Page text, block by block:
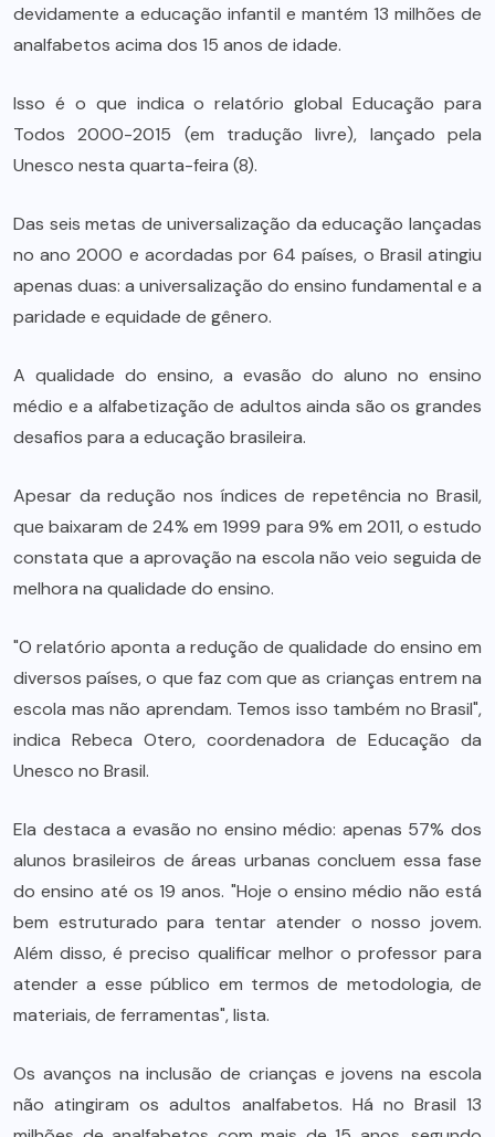
devidamente a educação infantil e mantém 13 milhões de
analfabetos acima dos 15 anos de idade.
Isso é o que indica o relatório global Educação para
Todos 2000-2015 (em tradução livre), lançado pela
Unesco nesta quarta-feira (8).
Das seis metas de universalização da educação lançadas
no ano 2000 e acordadas por 64 países, o Brasil atingiu
apenas duas: a universalização do ensino fundamental e a
paridade e equidade de gênero.
A qualidade do ensino, a evasão do aluno no ensino
médio e a alfabetização de adultos ainda são os grandes
desafios para a educação brasileira.
Apesar da redução nos índices de repetência no Brasil,
que baixaram de 24% em 1999 para 9% em 2011, o estudo
constata que a aprovação na escola não veio seguida de
melhora na qualidade do ensino.
"O relatório aponta a redução de qualidade do ensino em
diversos países, o que faz com que as crianças entrem na
escola mas não aprendam. Temos isso também no Brasil",
indica Rebeca Otero, coordenadora de Educação da
Unesco no Brasil.
Ela destaca a evasão no ensino médio: apenas 57% dos
alunos brasileiros de áreas urbanas concluem essa fase
do ensino até os 19 anos. "Hoje o ensino médio não está
bem estruturado para tentar atender o nosso jovem.
Além disso, é preciso qualificar melhor o professor para
atender a esse público em termos de metodologia, de
materiais, de ferramentas", lista.
Os avanços na inclusão de crianças e jovens na escola
não atingiram os adultos analfabetos. Há no Brasil 13